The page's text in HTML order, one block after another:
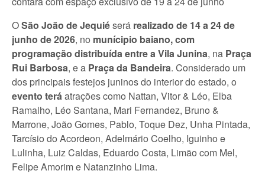
OSão João de Jequiéserá realizado de 14 a 24 de
junho de 2026, no munícipio baiano, com
programação distribuída entre a Vila Junina, na Praça
Rui Barbosa, e a Praça da Bandeira. Considerado um
dos principais festejos juninos do interior do estado, o
evento teráatrações como Nattan, Vitor & Léo, Elba
Ramalho, Léo Santana, Mari Fernandez, Bruno &
Marrone, João Gomes, Pablo, Toque Dez, Unha Pintada,
Tarcísio do Acordeon, Adelmário Coelho, Iguinho e
Lulinha, Luiz Caldas, Eduardo Costa, Limão com Mel,
Felipe Amorim e Natanzinho Lima.